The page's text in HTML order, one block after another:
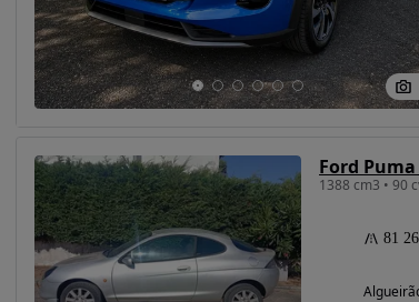
Ford Puma
1388 cm3 • 90
81